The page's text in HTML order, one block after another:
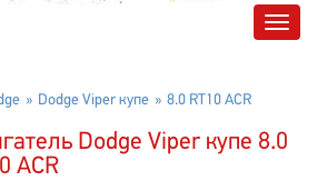
Dodge Viper купе 8.0 RT10 ACR
Dodge Viper купе 8.0
ACR